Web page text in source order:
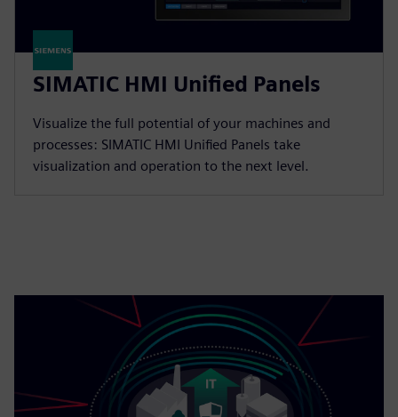
SIMATIC HMI Unified Panels
Visualize the full potential of your machines and
processes: SIMATIC HMI Unified Panels take
visualization and operation to the next level.